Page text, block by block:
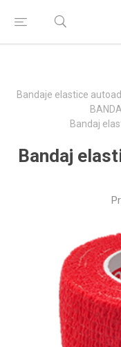
Bandaje elastice
Bandaj
Bandaj